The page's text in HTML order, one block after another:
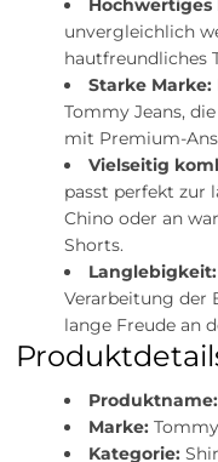
Hochwertiges
unvergleichlich
hautfreundliches
Starke Marke:
Tommy Jeans,
mit Premium-
Vielseitig
passt perfekt zur
Chino oder an
Shorts.
Langlebigkeit:
Verarbeitung der
lange Freude an
Produktname:
Marke:
Kategorie: